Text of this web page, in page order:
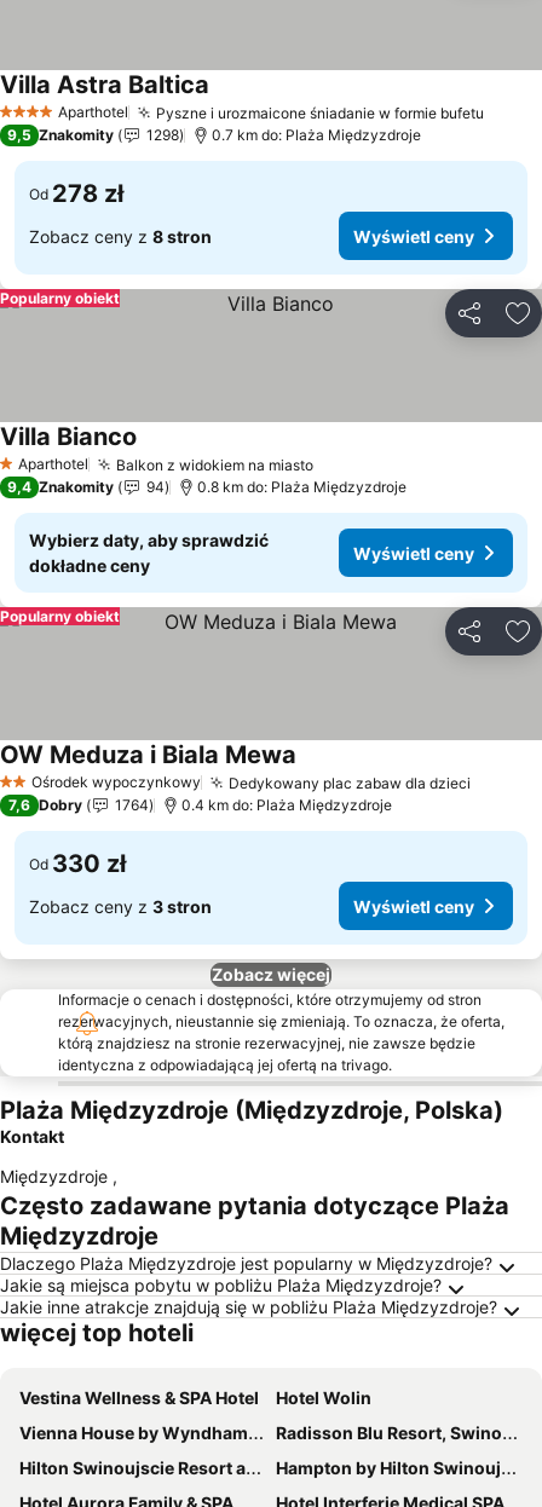
4 KategoriaAparthotel Pyszne i urozmaicone śniadanie w formie bufetu
Villa Astra Baltica
9,5 Znakomity 1298 0.7 km do: Plaża Międzyzdroje
Od 278 zł
Zobacz ceny z 8 stron Wyświetl ceny
Popularny obiekt
1 Kategoria
Aparthotel Balkon z widokiem na miasto
Villa Bianco
9,4 Znakomity 94 0.8 km do: Plaża Międzyzdroje
Wybierz daty, aby sprawdzić
dokładne ceny
Wyświetl ceny
Popularny obiekt
2 Kategoria
Ośrodek wypoczynkowy Dedykowany plac zabaw dla dzieci
OW Meduza i Biala Mewa
7,6 Dobry 1764 0.4 km do: Plaża Międzyzdroje
Od 330 zł
Zobacz ceny z 3 stron Wyświetl ceny
Zobacz więcej
Informacje o cenach i dostępności, które otrzymujemy od stron
rezerwacyjnych, nieustannie się zmieniają. To oznacza, że oferta,
którą znajdziesz na stronie rezerwacyjnej, nie zawsze będzie
identyczna z odpowiadającą jej ofertą na trivago.
Plaża Międzyzdroje (Międzyzdroje, Polska)
Kontakt
Międzyzdroje ,
Często zadawane pytania dotyczące Plaża
Międzyzdroje
Dlaczego Plaża Międzyzdroje jest popularny w Międzyzdroje?
Jakie są miejsca pobytu w pobliżu Plaża Międzyzdroje?
Jakie inne atrakcje znajdują się w pobliżu Plaża Międzyzdroje?
więcej top hoteli
Vestina Wellness & SPA Hotel
Hotel Wolin
Vienna House by Wyndham Amber Baltic Miedzyzdroje
Radisson Blu Resort, Swinoujscie
Hilton Swinoujscie Resort and Spa
Hampton by Hilton Swinoujscie
Hotel Aurora Family & SPA
Hotel Interferie Medical SPA